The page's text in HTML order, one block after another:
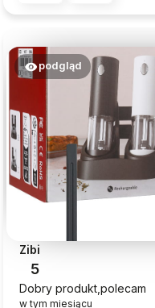
podgląd
Zibi
5
Dobry produkt,polecam
w tym miesiącu